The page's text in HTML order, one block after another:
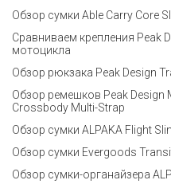
Обзор сумки Able Carry Core
Сравниваем крепления Peak
мотоцикла
Обзор рюкзака Peak Design
Обзор ремешков Peak Design
Crossbody Multi-Strap
Обзор сумки ALPAKA Flight
Обзор сумки Evergoods Transit
Обзор сумки-органайзера